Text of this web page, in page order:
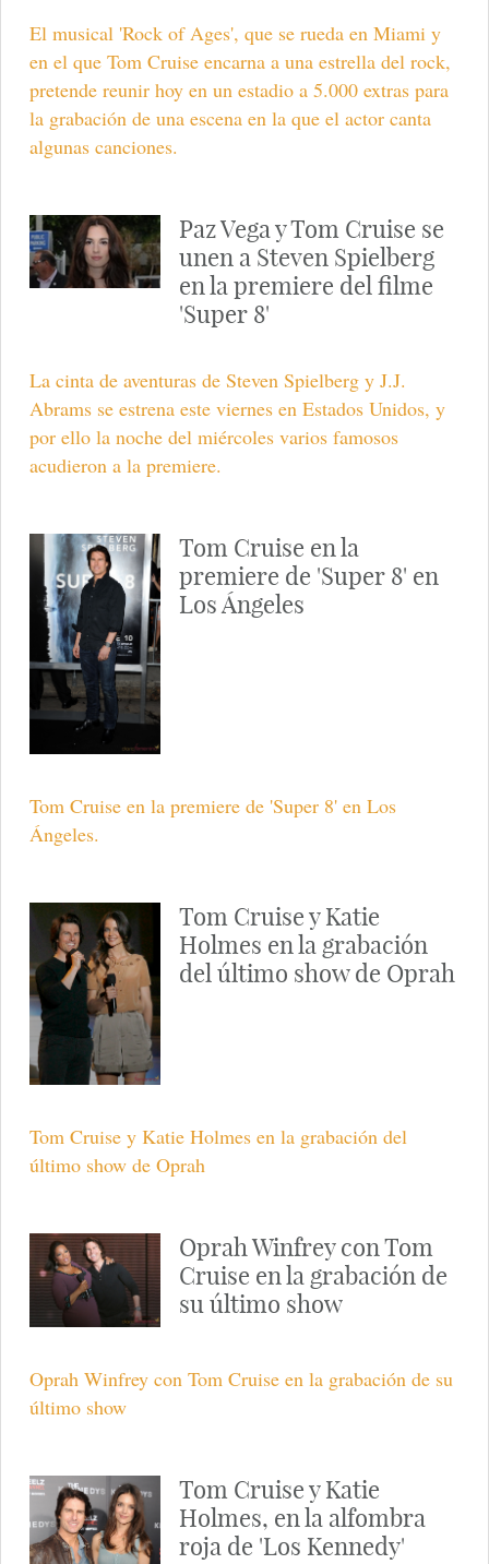
El musical 'Rock of Ages', que se rueda en Miami y
en el que Tom Cruise encarna a una estrella del rock,
pretende reunir hoy en un estadio a 5.000 extras para
la grabación de una escena en la que el actor canta
algunas canciones.
Paz Vega y Tom Cruise se
unen a Steven Spielberg
en la premiere del filme
'Super 8'
La cinta de aventuras de Steven Spielberg y J.J.
Abrams se estrena este viernes en Estados Unidos, y
por ello la noche del miércoles varios famosos
acudieron a la premiere.
Tom Cruise en la
premiere de 'Super 8' en
Los Ángeles
Tom Cruise en la premiere de 'Super 8' en Los
Ángeles.
Tom Cruise y Katie
Holmes en la grabación
del último show de Oprah
Tom Cruise y Katie Holmes en la grabación del
último show de Oprah
Oprah Winfrey con Tom
Cruise en la grabación de
su último show
Oprah Winfrey con Tom Cruise en la grabación de su
último show
Tom Cruise y Katie
Holmes, en la alfombra
roja de 'Los Kennedy'